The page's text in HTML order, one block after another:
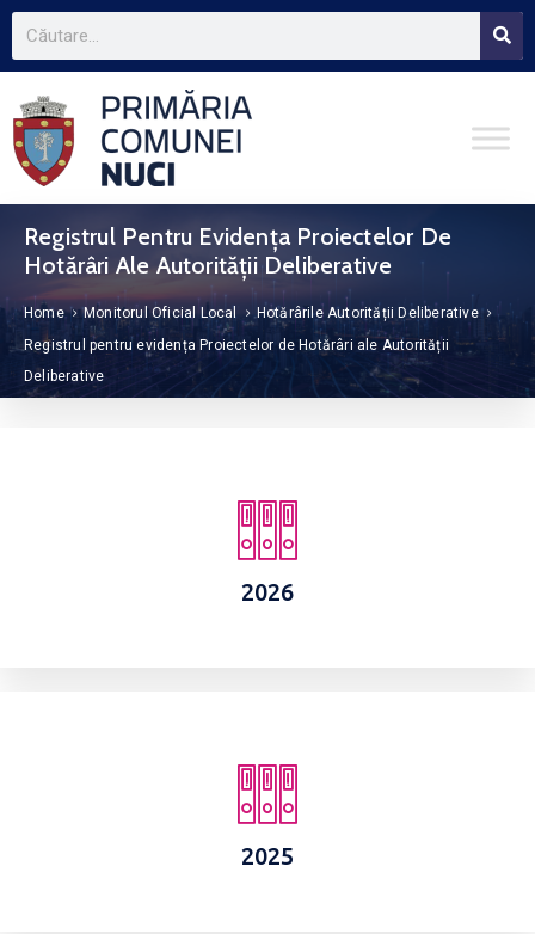
Registrul Pentru Evidența Proiectelor De
Hotărâri Ale Autorității Deliberative
Home Monitorul Oficial Local
Hotărârile Autorității Deliberative
Registrul pentru evidența Proiectelor de Hotărâri ale Autorității
Deliberative
2026
2025